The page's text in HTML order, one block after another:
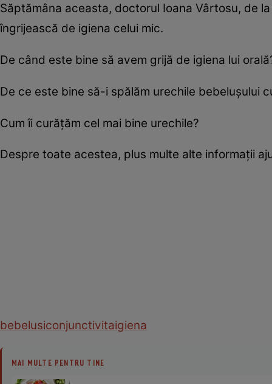
Săptămâna aceasta, doctorul Ioana Vârtosu, de
îngrijească de igiena celui mic.
De când este bine să avem grijă de igiena lui
De ce este bine să-i spălăm urechile bebeluşului
Cum îi curăţăm cel mai bine urechile?
Despre toate acestea, plus multe alte informaţii
bebelusiconjunctivitaigiena
MAI MULTE PENTRU TINE